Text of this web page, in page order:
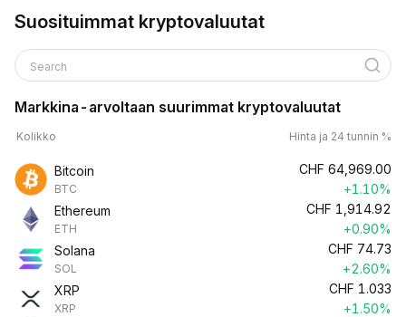
Suosituimmat kryptovaluutat
Search
Markkina-arvoltaan suurimmat kryptovaluutat
Kolikko Hinta ja 24 tunnin %
Bitcoin
BTC
CHF 64,969.00
+1.10%
Ethereum
ETH
CHF 1,914.92
+0.90%
Solana
SOL
CHF 74.73
+2.60%
XRP
XRP
CHF 1.033
+1.50%